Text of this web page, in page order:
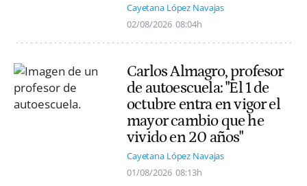
Cayetana López Navajas
02/08/2026 08:04h
Carlos Almagro, profesor
de autoescuela: "El 1 de
octubre entra en vigor el
mayor cambio que he
vivido en 20 años"
Cayetana López Navajas
01/08/2026 08:13h